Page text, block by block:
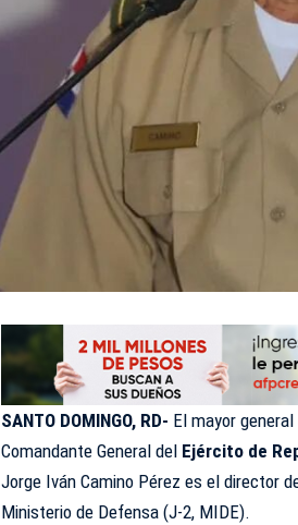
SANTO DOMINGO, RD- El mayor
Comandante General del Ejército de
Jorge Iván Camino Pérez es el director
Ministerio de Defensa (J-2, MIDE).